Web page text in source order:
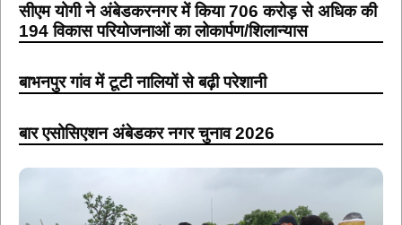
सीएम योगी ने अंबेडकरनगर में किया 706 करोड़ से अधिक की
194 विकास परियोजनाओं का लोकार्पण/शिलान्यास
बाभनपुर गांव में टूटी नालियों से बढ़ी परेशानी
बार एसोसिएशन अंबेडकर नगर चुनाव 2026